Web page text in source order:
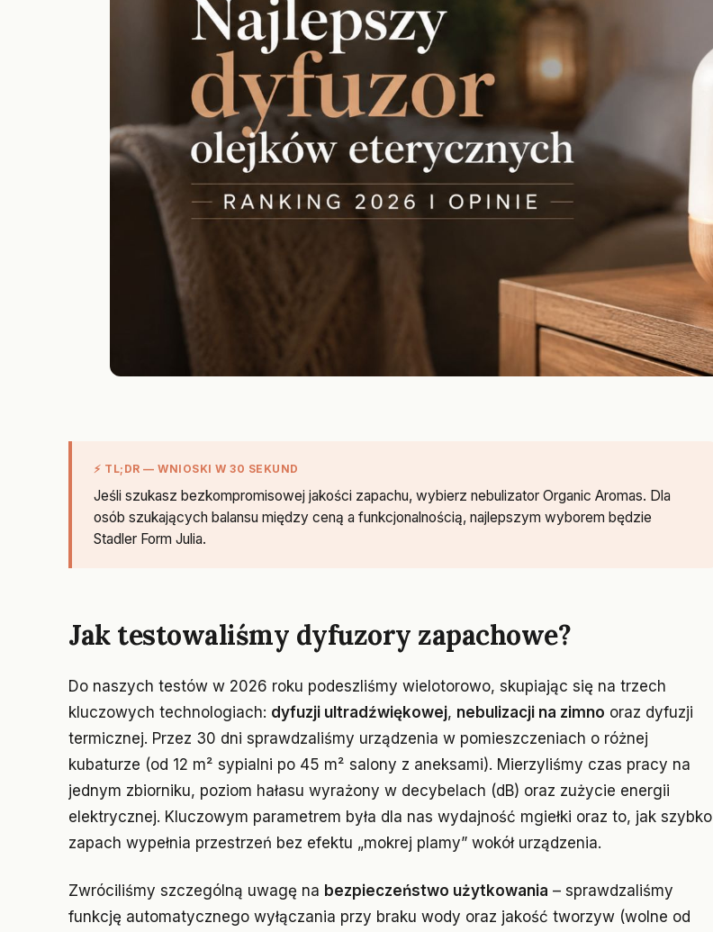
⚡ TL;DR — WNIOSKI W 30 SEKUND
Jeśli szukasz bezkompromisowej jakości zapachu, wybierz nebulizator Organic Aromas. Dla
osób szukających balansu między ceną a funkcjonalnością, najlepszym wyborem będzie
Stadler Form Julia.
Jak testowaliśmy dyfuzory zapachowe?
Do naszych testów w 2026 roku podeszliśmy wielotorowo, skupiając się na trzech
kluczowych technologiach: dyfuzji ultradźwiękowej, nebulizacji na zimno oraz dyfuzji
termicznej. Przez 30 dni sprawdzaliśmy urządzenia w pomieszczeniach o różnej
kubaturze (od 12 m² sypialni po 45 m² salony z aneksami). Mierzyliśmy czas pracy na
jednym zbiorniku, poziom hałasu wyrażony w decybelach (dB) oraz zużycie energii
elektrycznej. Kluczowym parametrem była dla nas wydajność mgiełki oraz to, jak szybko
zapach wypełnia przestrzeń bez efektu „mokrej plamy” wokół urządzenia.
Zwróciliśmy szczególną uwagę na bezpieczeństwo użytkowania – sprawdzaliśmy
funkcję automatycznego wyłączania przy braku wody oraz jakość tworzyw (wolne od